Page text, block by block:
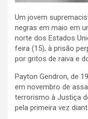
Um jovem
negras em maio em
norte dos Estados
feira (15), à prisão
por gritos de raiva e
Payton Gendron, de
em novembro de
terrorismo à Justiça
pela primeira vez